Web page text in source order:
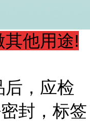
他用途!
后，应检
封，标签